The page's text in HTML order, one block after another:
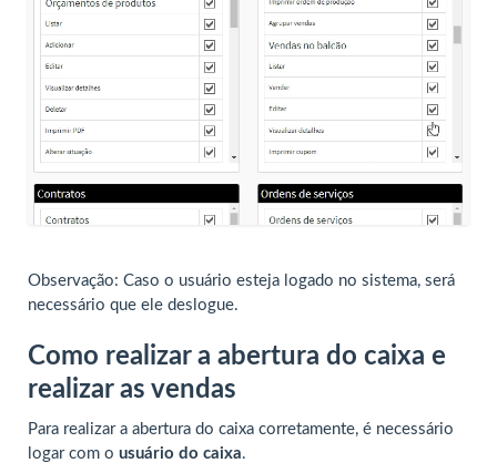
Observação: Caso o usuário esteja logado no sistema, será
necessário que ele deslogue.
Como realizar a abertura do caixa e
realizar as vendas
Para realizar a abertura do caixa corretamente, é necessário
logar com o usuário do caixa.